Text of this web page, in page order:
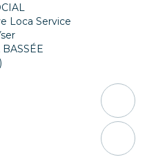
Loca Service